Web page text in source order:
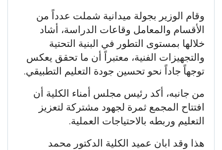
وقام الوزير بجولة ميدانية شملت عدداً من
الأقسام والمعامل وقاعات الدراسة، أشاد
خلالها بمستوى التطور في البنية التحتية
والتجهيزات الفنية، معتبراً أن ما تحقق يعكس
توجهاً جاداً نحو تحسين جودة التعليم التطبيقي.
من جانبه، أكد رئيس مجلس أمناء الكلية أن
افتتاح المجمع ثمرة لجهود مشتركة لتعزيز
التعليم وربطه بالاحتياجات العملية.
هذا وقد ابان عميد الكلية الدكتور محمد